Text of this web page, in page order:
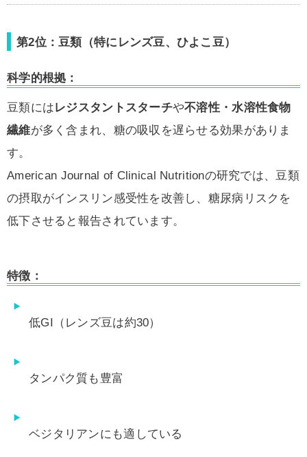
第2位：豆類（特にレンズ豆、ひよこ豆）
科学的根拠：
豆類にはレジスタントスターチや不溶性・水溶性食物
繊維が多く含まれ、糖の吸収を遅らせる効果がありま
す。
American Journal of Clinical Nutritionの研究では、豆類
の摂取がインスリン感受性を改善し、糖尿病リスクを
低下させると報告されています。
特徴：
低GI（レンズ豆は約30）
タンパク質も豊富
ベジタリアンにも適している